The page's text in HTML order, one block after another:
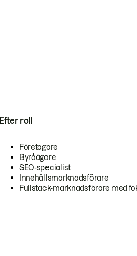
Efter roll
Företagare
Byråägare
SEO-specialist
Innehållsmarknadsförare
Fullstack-marknadsförare med